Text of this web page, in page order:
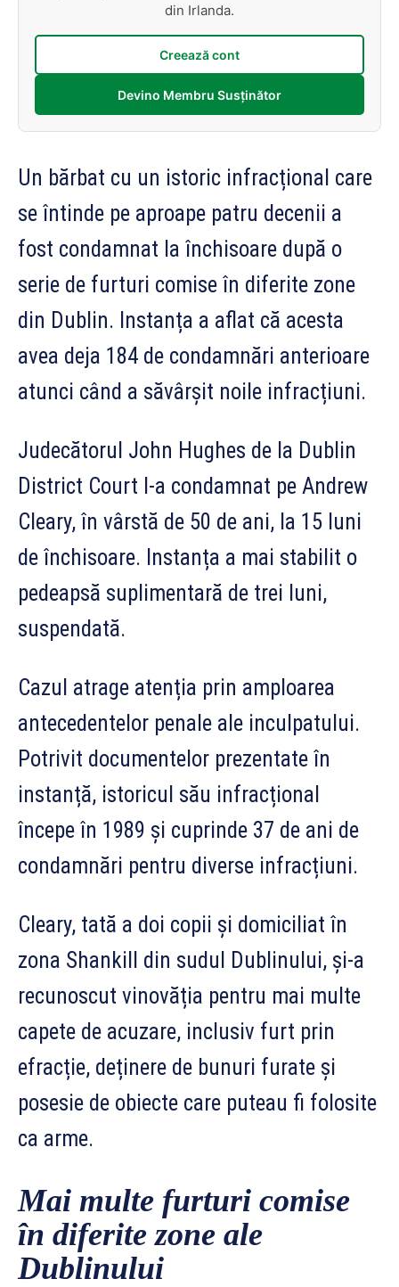
din Irlanda.
Creează cont
Devino Membru Susținător
Un bărbat cu un istoric infracțional care
se întinde pe aproape patru decenii a
fost condamnat la închisoare după o
serie de furturi comise în diferite zone
din Dublin. Instanța a aflat că acesta
avea deja 184 de condamnări anterioare
atunci când a săvârșit noile infracțiuni.
Judecătorul John Hughes de la Dublin
District Court l-a condamnat pe Andrew
Cleary, în vârstă de 50 de ani, la 15 luni
de închisoare. Instanța a mai stabilit o
pedeapsă suplimentară de trei luni,
suspendată.
Cazul atrage atenția prin amploarea
antecedentelor penale ale inculpatului.
Potrivit documentelor prezentate în
instanță, istoricul său infracțional
începe în 1989 și cuprinde 37 de ani de
condamnări pentru diverse infracțiuni.
Cleary, tată a doi copii și domiciliat în
zona Shankill din sudul Dublinului, și-a
recunoscut vinovăția pentru mai multe
capete de acuzare, inclusiv furt prin
efracție, deținere de bunuri furate și
posesie de obiecte care puteau fi folosite
ca arme.
Mai multe furturi comise
în diferite zone ale
Dublinului